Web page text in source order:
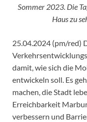
Sommer 2023. Die
Haus zu
25.04.2024 (pm/red)
damit, wie sich die
entwickeln soll. Es
machen, die Stadt
Erreichbarkeit
verbessern und